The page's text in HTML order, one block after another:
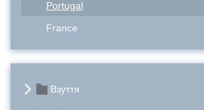
Portugal
France
Взуття